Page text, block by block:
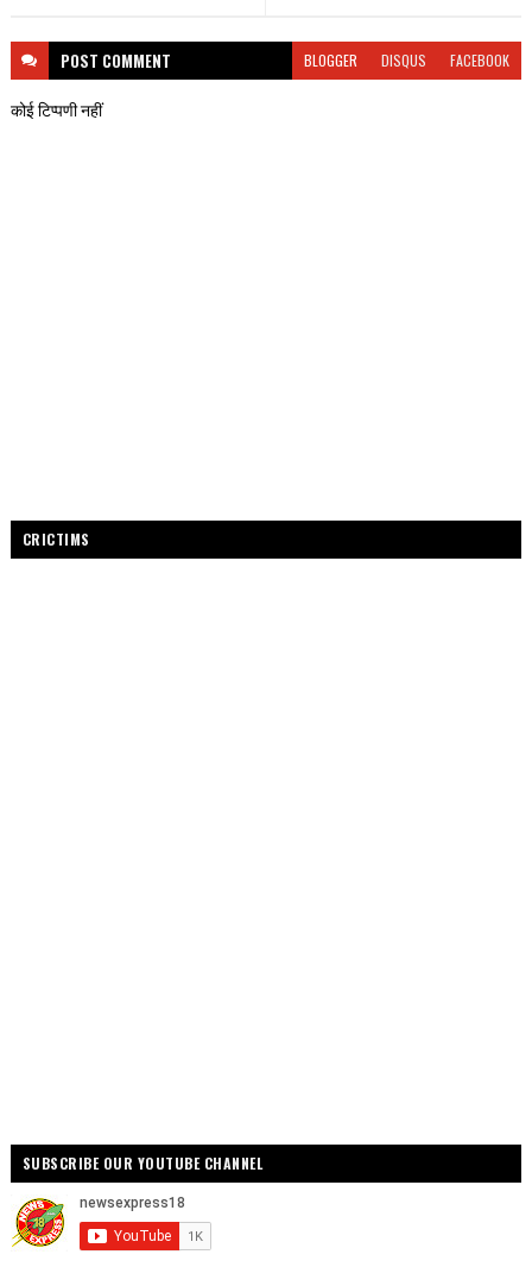
POST COMMENT BLOGGER DISQUS FACEBOOK
कोई टिप्पणी नहीं
CRICTIMS
SUBSCRIBE OUR YOUTUBE CHANNEL